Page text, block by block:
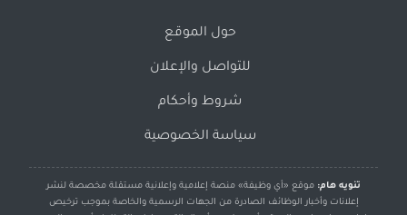
حول الموقع
للتواصل والإعلان
شروط وأحكام
سياسة الخصوصية
تنويه هام: موقع «أي وظيفة» منصة إعلامية وإعلانية مستقلة مخصصة لنشر
إعلانات وأخبار الوظائف الصادرة من الجهات الرسمية والخاصة بموجب ترخيص